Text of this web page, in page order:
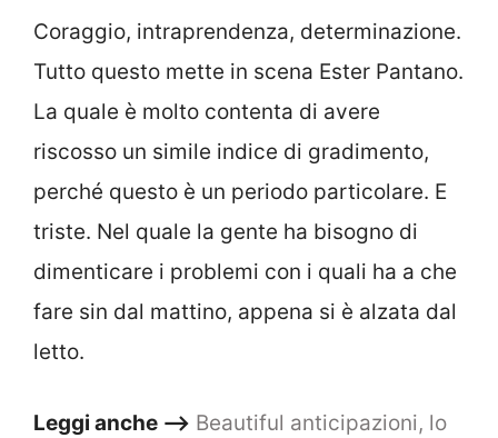
Coraggio, intraprendenza, determinazione.
Tutto questo mette in scena Ester Pantano.
La quale è molto contenta di avere
riscosso un simile indice di gradimento,
perché questo è un periodo particolare. E
triste. Nel quale la gente ha bisogno di
dimenticare i problemi con i quali ha a che
fare sin dal mattino, appena si è alzata dal
letto.
Leggi anche –> Beautiful anticipazioni, lo